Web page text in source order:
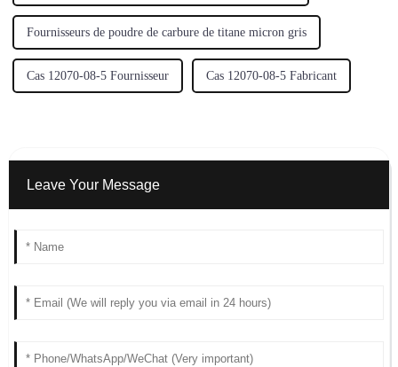
Fournisseurs de poudre de carbure de titane micron gris
Cas 12070-08-5 Fournisseur Cas 12070-08-5 Fabricant
Leave Your Message